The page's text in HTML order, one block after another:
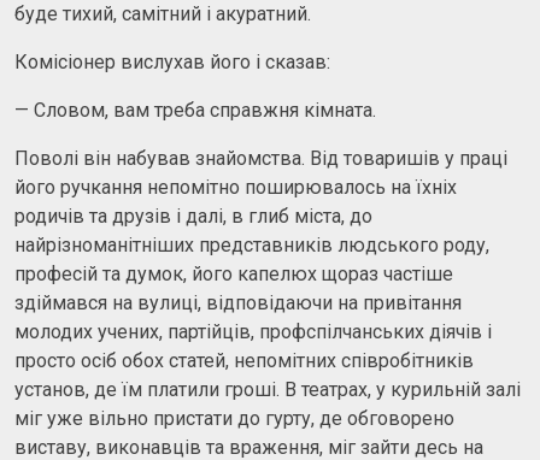
буде тихий, самітний і акуратний.
Комісіонер вислухав його і сказав:
— Словом, вам треба справжня кімната.
Поволі він набував знайомства. Від товаришів у праці
його ручкання непомітно поширювалось на їхніх
родичів та друзів і далі, в глиб міста, до
найрізноманітніших представників людського роду,
професій та думок, його капелюх щораз частіше
здіймався на вулиці, відповідаючи на привітання
молодих учених, партійців, профспілчанських діячів і
просто осіб обох статей, непомітних співробітників
установ, де їм платили гроші. В театрах, у курильній залі
міг уже вільно пристати до гурту, де обговорено
виставу, виконавців та враження, міг зайти десь на